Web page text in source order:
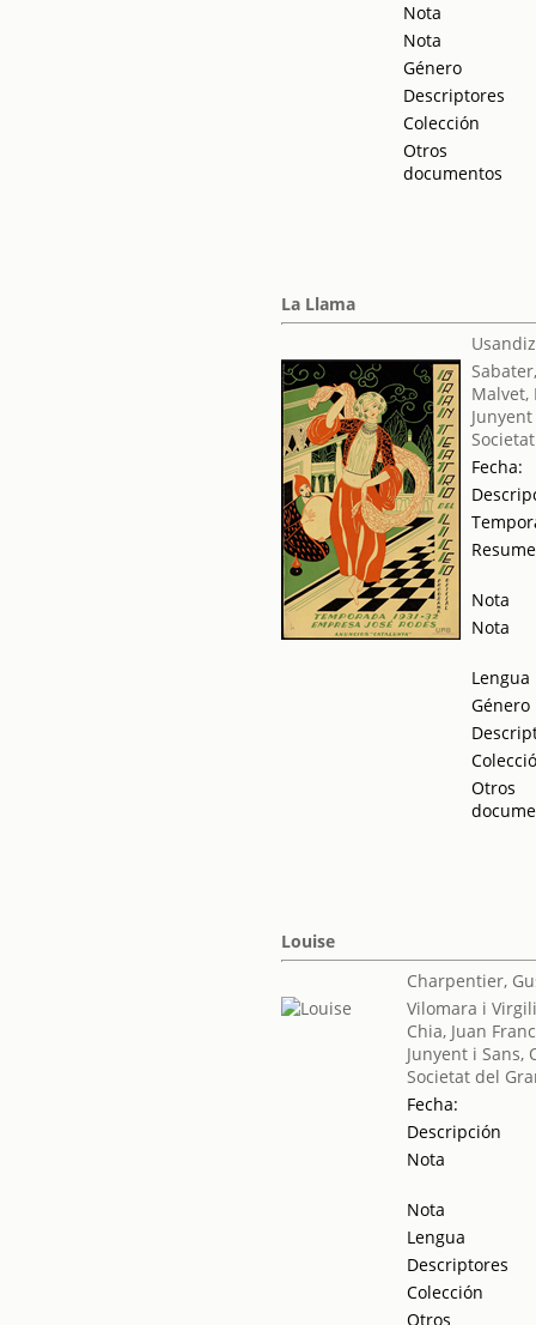
Nota
Nota
Género
Descriptores
Colección
Otros
documentos
La Llama
Malvet,
Fecha:
Nota
Nota
Lengua
Género
Otros
Louise
Charpentier,
Vilomara i
Chia, Juan
Junyent i Sans,
Societat del
Fecha:
Descripción
Nota
Nota
Lengua
Descriptores
Colección
Otros